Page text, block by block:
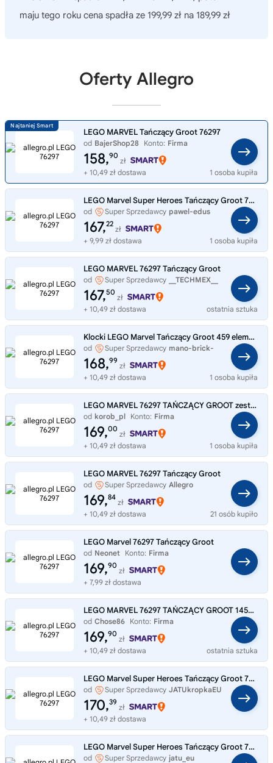
maju tego roku cena spadła ze 199,99 zł na 189,99 zł
Oferty Allegro
LEGO MARVEL Tańczący Groot 76297
od BajerShop28 Konto: Firma
158,90
zł
+ 10,49 zł dostawa
1 osoba kupiła
LEGO Marvel Super Heroes Tańczący Groot 76297
od Super Sprzedawcy pawel-edus
167,22
zł
+ 9,99 zł dostawa
1 osoba kupiła
LEGO MARVEL 76297 Tańczący Groot
od Super Sprzedawcy __TECHMEX__
167,50
zł
+ 10,49 zł dostawa
ostatnia sztuka
Klocki LEGO Marvel Tańczący Groot 459 elementów 76297
od Super Sprzedawcy mano-brick-
store
168,99
zł
+ 10,49 zł dostawa
1 osoba kupiła
LEGO MARVEL 76297 TAŃCZĄCY GROOT zestaw klocków dla dzieci 10+
od korob_pl Konto: Firma
169,00
zł
+ 10,49 zł dostawa
1 osoba kupiła
LEGO MARVEL 76297 Tańczący Groot
od Super Sprzedawcy Allegro
169,84
zł
+ 10,49 zł dostawa
21 osób kupiło
LEGO Marvel 76297 Tańczący Groot
od Neonet Konto: Firma
169,90
zł
+ 7,99 zł dostawa
LEGO MARVEL 76297 TAŃCZĄCY GROOT 1459 ELEMENTÓW
od Chose86 Konto: Firma
169,90
zł
+ 10,49 zł dostawa
ostatnia sztuka
LEGO Marvel Super Heroes Tańczący Groot 76297
od Super Sprzedawcy JATUkropkaEU
170,39
zł
+ 10,49 zł dostawa
LEGO Marvel Super Heroes Tańczący Groot 76297
od Super Sprzedawcy jatu_eu